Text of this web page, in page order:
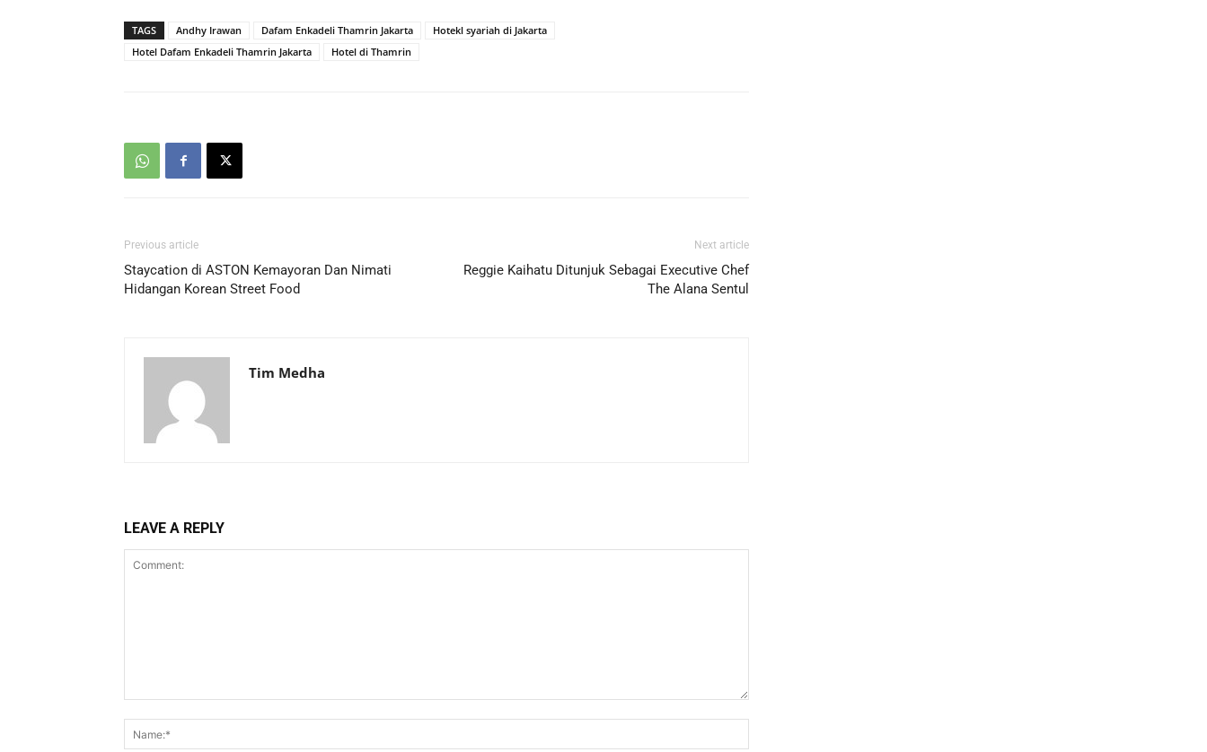
TAGS Andhy Irawan Dafam Enkadeli Thamrin Jakarta
Hotekl syariah di Jakarta
Hotel Dafam Enkadeli Thamrin Jakarta
Hotel di Thamrin
Previous article
Staycation di ASTON Kemayoran Dan Nimati
Hidangan Korean Street Food
Next article
Reggie Kaihatu Ditunjuk Sebagai Executive Chef
The Alana Sentul
Tim Medha
LEAVE A REPLY